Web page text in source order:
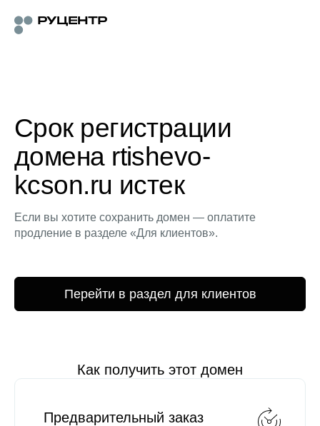
Срок регистрации
домена rtishevo-
kcson.ru истек
Если вы хотите сохранить домен — оплатите
продление в разделе «Для клиентов».
Перейти в раздел для клиентов
Как получить этот домен
Предварительный заказ